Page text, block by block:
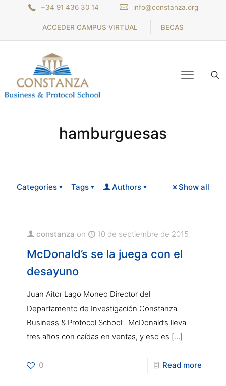
+34 91 436 30 14 info@constanza.org
ACCEDER CAMPUS VIRTUAL BECAS
hamburguesas
Categories Tags Authors Show all
constanza on 10 de septiembre de 2015
McDonald’s se la juega con el
desayuno
Juan Aitor Lago Moneo Director del
Departamento de Investigación Constanza
Business & Protocol School McDonald’s lleva
tres años con caídas en ventas, y eso es […]
0 Read more